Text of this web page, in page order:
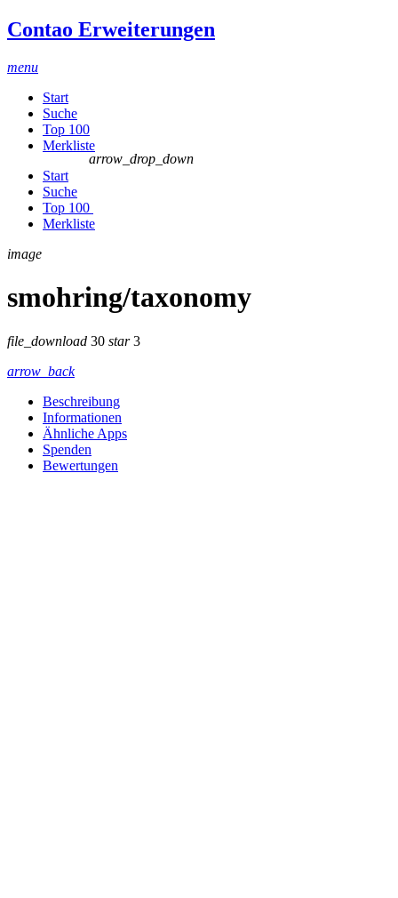
Contao Erweiterungen
menu
Start
Suche
Top 100
Merkliste
Start
Suche
Top 100
arrow_drop_down
Merkliste
image
smohring/taxonomy
file_download 30 star3
arrow_back
Beschreibung
Informationen
Ähnliche Apps
Spenden
Bewertungen